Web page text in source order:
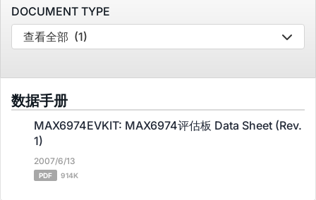
DOCUMENT TYPE
查看全部 (1)
数据手册
MAX6974EVKIT: MAX6974评估板 Data Sheet (Rev.
1)
2007/6/13
PDF 914K